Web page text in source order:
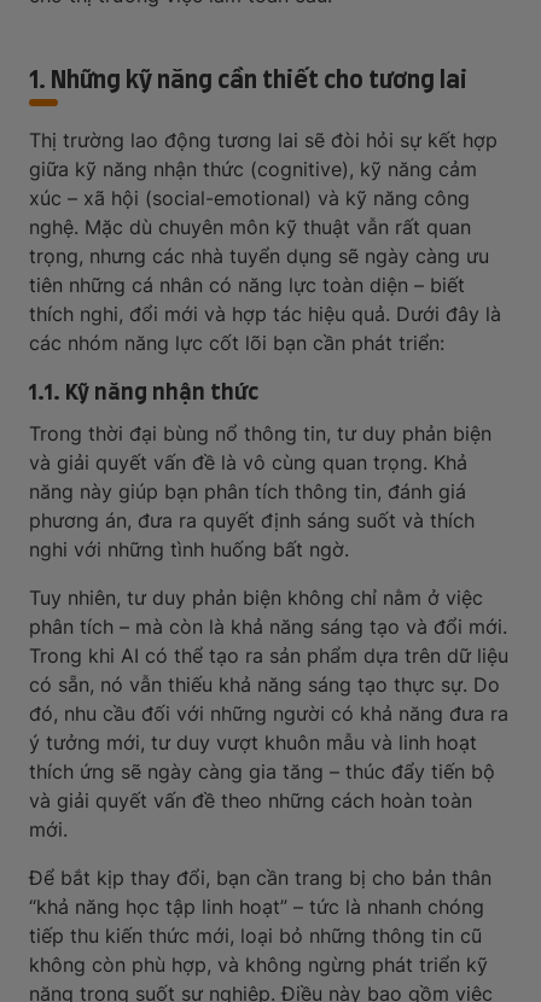
1. Những kỹ năng cần thiết cho tương lai
Thị trường lao động tương lai sẽ đòi hỏi sự kết hợp
giữa kỹ năng nhận thức (cognitive), kỹ năng cảm
xúc – xã hội (social-emotional) và kỹ năng công
nghệ. Mặc dù chuyên môn kỹ thuật vẫn rất quan
trọng, nhưng các nhà tuyển dụng sẽ ngày càng ưu
tiên những cá nhân có năng lực toàn diện – biết
thích nghi, đổi mới và hợp tác hiệu quả. Dưới đây là
các nhóm năng lực cốt lõi bạn cần phát triển:
1.1. Kỹ năng nhận thức
Trong thời đại bùng nổ thông tin, tư duy phản biện
và giải quyết vấn đề là vô cùng quan trọng. Khả
năng này giúp bạn phân tích thông tin, đánh giá
phương án, đưa ra quyết định sáng suốt và thích
nghi với những tình huống bất ngờ.
Tuy nhiên, tư duy phản biện không chỉ nằm ở việc
phân tích – mà còn là khả năng sáng tạo và đổi mới.
Trong khi AI có thể tạo ra sản phẩm dựa trên dữ liệu
có sẵn, nó vẫn thiếu khả năng sáng tạo thực sự. Do
đó, nhu cầu đối với những người có khả năng đưa ra
ý tưởng mới, tư duy vượt khuôn mẫu và linh hoạt
thích ứng sẽ ngày càng gia tăng – thúc đẩy tiến bộ
và giải quyết vấn đề theo những cách hoàn toàn
mới.
Để bắt kịp thay đổi, bạn cần trang bị cho bản thân
“khả năng học tập linh hoạt” – tức là nhanh chóng
tiếp thu kiến thức mới, loại bỏ những thông tin cũ
không còn phù hợp, và không ngừng phát triển kỹ
năng trong suốt sự nghiệp. Điều này bao gồm việc